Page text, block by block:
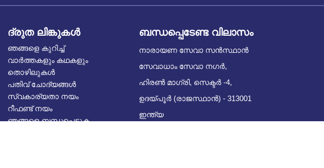
ദ്രുത ലിങ്കുകൾ
ഞങ്ങളെ കുറിച്ച്
വാർത്തകളും കഥകളും
തൊഴിലുകൾ
പതിവ് ചോദ്യങ്ങൾ
സ്വകാര്യതാ നയം
റീഫണ്ട് നയം
ഞങ്ങളെ ബന്ധപ്പെടുക
ബന്ധപ്പെടേണ്ട വിലാസം
നാരായണ സേവാ സൻസ്ഥാൻ
സേവാധാം സേവാ നഗർ,
ഹിരൺ മാഗ്രി, സെക്ടർ -4,
ഉദയ്പൂർ (രാജസ്ഥാൻ) - 313001
ഇന്ത്യ